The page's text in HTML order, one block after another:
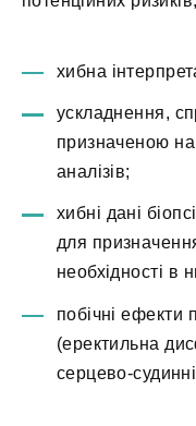
хибна
ускладнення,
призначеною на
аналізів;
хибні дані
для
необхідності в
побічні ефекти
(еректильна
серцево-судинні